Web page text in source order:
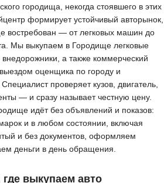
городища, некогда стоявшего в этих
формирует устойчивый авторынок,
востребован — от легковых машин до
Мы выкупаем в Городище легковые
а также коммерческий
оценщика по городу и
проверяет кузов, двигатель,
— и сразу называет честную цену.
идёт без объявлений и показов:
и в любом состоянии, включая
и без документов, оформляем
деньги в день обращения.
выкупаем авто